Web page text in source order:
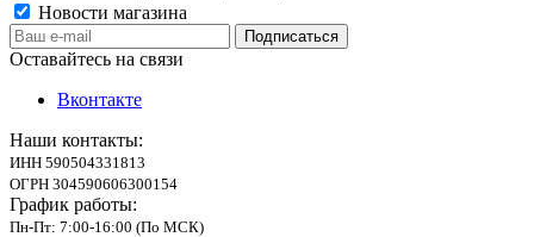
Новости магазина
Оставайтесь на связи
Вконтакте
Наши контакты:
ИНН 590504331813
ОГРН 304590606300154
График работы:
Пн-Пт: 7:00-16:00 (По МСК)